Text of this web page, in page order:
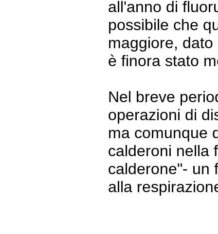
all'anno di
possibile che
maggiore,
è finora stato
Nel breve
operazioni di
ma comunque
calderoni nella
calderone"- un
alla